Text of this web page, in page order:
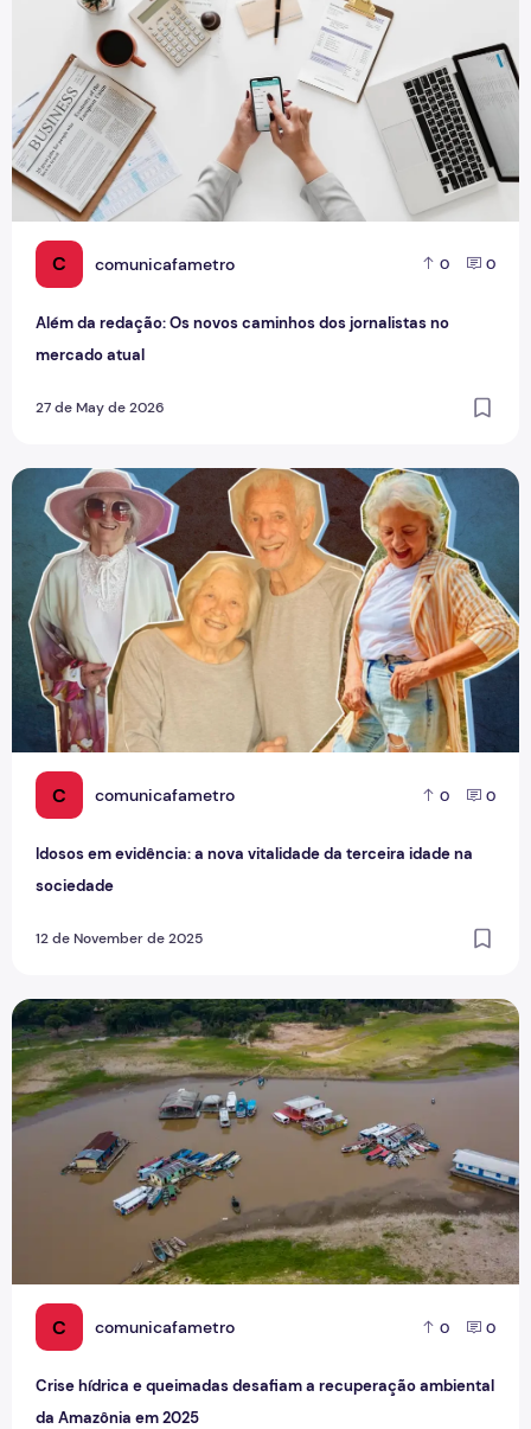
C comunicafametro 0 0
Além da redação: Os novos caminhos dos jornalistas no
mercado atual
27 de May de 2026
C comunicafametro 0 0
Idosos em evidência: a nova vitalidade da terceira idade na
sociedade
12 de November de 2025
Idosos em evidência: a nova vitalidade da terceira idade
C comunicafametro 0 0
Crise hídrica e queimadas desafiam a recuperação ambiental
da Amazônia em 2025
Crise hídrica e queimadas desafiam a recuperação